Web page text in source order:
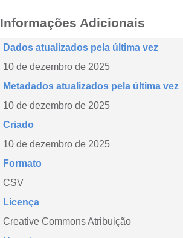
Informações Adicionais
Dados atualizados pela última vez
10 de dezembro de 2025
Metadados atualizados pela última vez
10 de dezembro de 2025
Criado
10 de dezembro de 2025
Formato
CSV
Licença
Creative Commons Atribuição